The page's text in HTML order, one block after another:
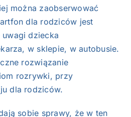
można zaobserwować
dla rodziców jest
uwagi dziecka
w sklepie, w autobusie.
rozwiązanie
rozrywki, przy
dla rodziców.
sobie sprawy, że w ten